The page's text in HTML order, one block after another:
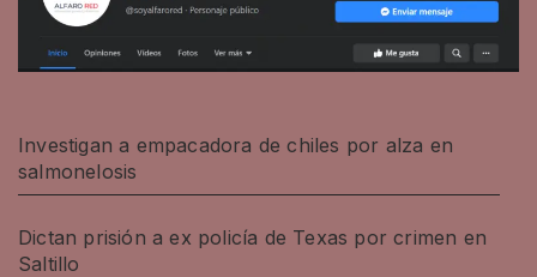
Investigan a empacadora de chiles por alza en
salmonelosis
Dictan prisión a ex policía de Texas por crimen en
Saltillo